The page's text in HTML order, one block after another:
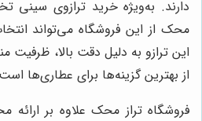
محک از این فروشگاه می‌تواند
این ترازو به دلیل دقت بالا،
از بهترین گزینه‌ها برای عطاری‌ها
فروشگاه تراز محک علاوه بر